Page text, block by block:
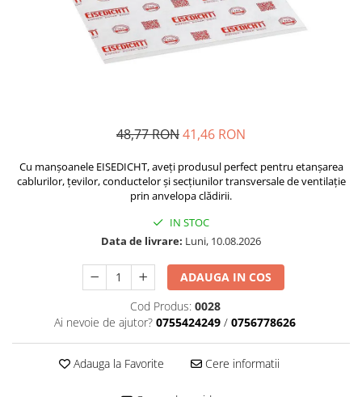
Plasă Termoizolație
Plasă Tencuieli și Șape
Barieră de Vapori
Etanșare Străpungeri
Vată Bazaltică
Polistiren Expandat & Extrudat
Accesorii Finisaje
Uși de Vizitare
48,77 RON41,46 RON
Cu manșoanele EISEDICHT, aveți produsul perfect pentru etanșarea
cablurilor, țevilor, conductelor și secțiunilor transversale de ventilație
prin anvelopa clădirii.
IN STOC
Data de livrare: Luni, 10.08.2026
ADAUGA IN COS
Cod Produs: 0028
Ai nevoie de ajutor? 0755424249 / 0756778626
Adauga la Favorite Cere informatii